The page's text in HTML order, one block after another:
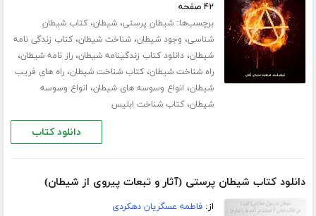
۴۲ صفحه
برچسب‌ها:شیطان پرستی،شیطان،کتاب شیطان
شناسی، وجود شیطان،شناخت شیطان،کتاب زندگی نامه
شیطان،دانلود کتاب زندگینامه شیطان،راز نامه شیطان،
راه شناخت شیطان،کتاب شناخت شیطان،راه های فریب
شیطان، انواع وسوسه های شیطان، انواع وسوسه
شیطان،کتاب شناخت ابلیس
دانلود کتاب
دانلود کتاب شیطان پرستی (آثار و تبعات پیروی از شیطان)
از:فاطمه عسگریان دهکردی